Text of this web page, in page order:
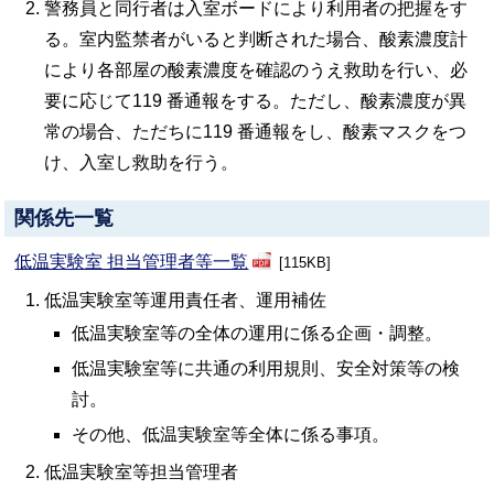
警務員と同行者は入室ボードにより利用者の把握をす
る。室内監禁者がいると判断された場合、酸素濃度計
により各部屋の酸素濃度を確認のうえ救助を行い、必
要に応じて119 番通報をする。ただし、酸素濃度が異
常の場合、ただちに119 番通報をし、酸素マスクをつ
け、入室し救助を行う。
関係先一覧
低温実験室 担当管理者等一覧 115KB
低温実験室等運用責任者、運用補佐
低温実験室等の全体の運用に係る企画・調整。
低温実験室等に共通の利用規則、安全対策等の検
討。
その他、低温実験室等全体に係る事項。
低温実験室等担当管理者